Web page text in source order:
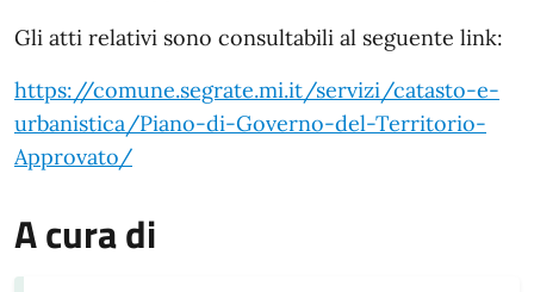
Gli atti relativi sono consultabili al seguente link:
https://comune.segrate.mi.it/servizi/catasto-e-
urbanistica/Piano-di-Governo-del-Territorio-
Approvato/
A cura di